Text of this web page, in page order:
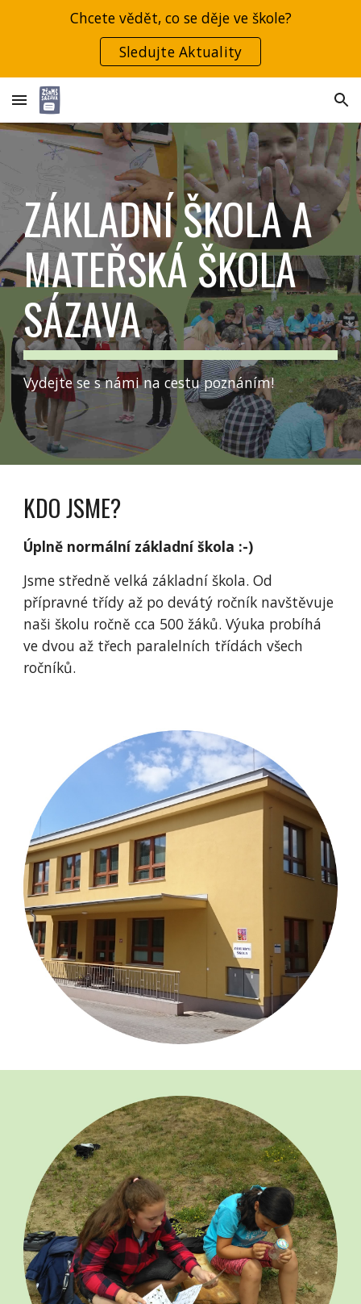
Chcete vědět, co se děje ve škole?
Sledujte Aktuality
ZÁKLADNÍ ŠKOLA A
MATEŘSKÁ ŠKOLA
SÁZAVA
Vydejte se s námi na cestu poznáním!
KDO JSME?
Úplně normální základní škola :-)
Jsme středně velká základní škola. Od
přípravné třídy až po devátý ročník navštěvuje
naši školu ročně cca 500 žáků. Výuka probíhá
ve dvou až třech paralelních třídách všech
ročníků.